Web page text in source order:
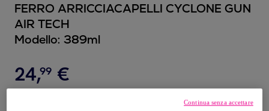
FERRO ARRICCIACAPELLI CYCLONE GUN
AIR TECH
Modello: 389ml
24,99 €
Continua senza accettare